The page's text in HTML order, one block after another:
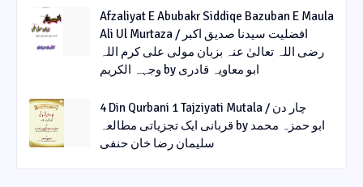
Afzaliyat E Abubakr Siddiqe Bazuban E Maula
Ali Ul Murtaza / افضلیت سیدنا صدیق اکبر
رضی اللہ تعالیٰ عنہ بزبان مولی علی کرم اللہ
وجہہ الکریم by ابو معاویہ قادری
4 Din Qurbani 1 Tajziyati Mutala / چار دن
قربانی ایک تجزیاتی مطالعہ by ابو حمزہ محمد
سلیمان رضا خان حنفی